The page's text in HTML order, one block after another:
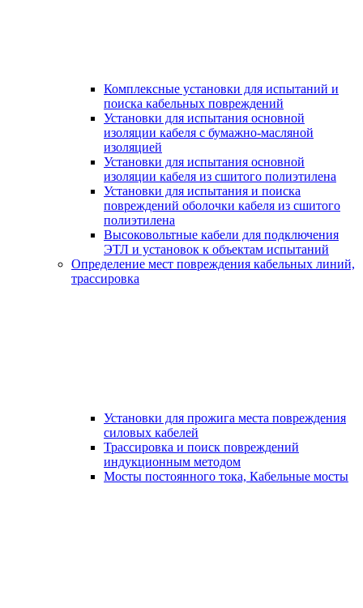
Комплексные установки для испытаний и
поиска кабельных повреждений
Установки для испытания основной
изоляции кабеля с бумажно-масляной
изоляцией
Установки для испытания основной
изоляции кабеля из сшитого полиэтилена
Установки для испытания и поиска
повреждений оболочки кабеля из сшитого
полиэтилена
Высоковольтные кабели для подключения
ЭТЛ и установок к объектам испытаний
Определение мест повреждения кабельных линий,
трассировка
Установки для прожига места повреждения
силовых кабелей
Трассировка и поиск повреждений
индукционным методом
Мосты постоянного тока, Кабельные мосты